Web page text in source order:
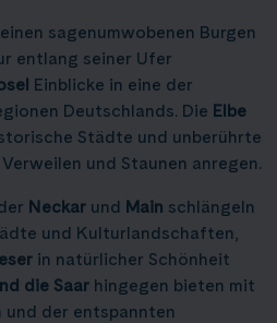
sagenumwobenen Burgen
entlang seiner Ufer
Einblicke in eine der
Deutschlands. Die Elbe
Städte und unberührte
und Staunen anregen.
Neckar und Main schlängeln
und Kulturlandschaften,
in natürlicher Schönheit
die Saar hingegen bieten mit
und der entspannten